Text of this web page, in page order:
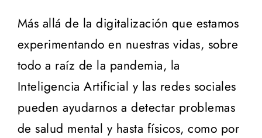
Más allá de la digitalización que estamos
experimentando en nuestras vidas, sobre
todo a raíz de la pandemia, la
Inteligencia Artificial y las redes sociales
pueden ayudarnos a detectar problemas
de salud mental y hasta físicos, como por